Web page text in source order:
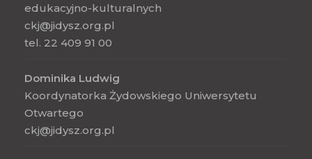
edukacyjno-kulturalnych
ckj@jidysz.org.pl
tel. 22 409 91 00
Dominika Ludwig
Koordynatorka Żydowskiego Uniwersytetu
Otwartego
ckj@jidysz.org.pl